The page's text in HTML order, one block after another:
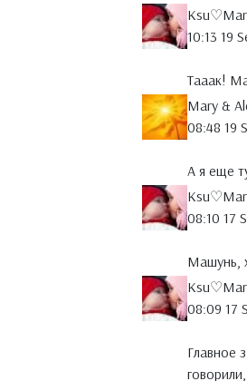
10:13 19
Тааак!
Mary &
08:48 19
А я еще
08:10 17
Машунь,
08:09 17
Главное